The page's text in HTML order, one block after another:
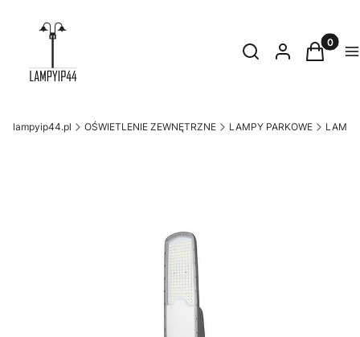
Otwórz
SzukajZaloguj sięKoszyk
lampyip44.pl OŚWIETLENIE ZEWNĘTRZNE LAMPY PARKOWE